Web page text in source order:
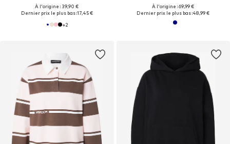
À l'origine : 39,90 €
Dernier prix le plus bas :17,45 €
+2
À l'origine : 69,99 €
Dernier prix le plus bas :48,99 €